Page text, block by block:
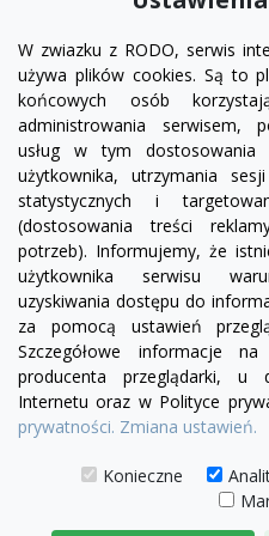
W zwiazku z RODO, serwis
używa plików cookies. Są to
końcowych osób
administrowania serwisem,
usług w tym
użytkownika, utrzymania
statystycznych i
(dostosowania treści
potrzeb). Informujemy, że
użytkownika serwisu
uzyskiwania dostępu do
za pomocą ustawień
Szczegółowe informacje
producenta przeglądarki, u
Internetu oraz w Polityce
prywatności. Zmiana ustawień.
Konieczne
PRODUKTY
INFORMACJE